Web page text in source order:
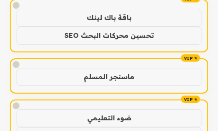
!
باقة باك لينك
تحسين محركات البحث SEO
!
ماسنجر المسلم
!
ضوء التعليمي